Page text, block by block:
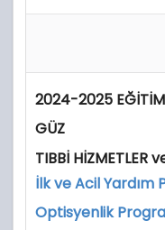
2024-2025
GÜZ
TIBBİ HİZMETLER
İlk ve Acil Yardım
Optisyenlik